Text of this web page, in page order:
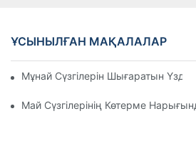
ҰСЫНЫЛҒАН МАҚАЛАЛАР
Мұнай Сүзгілерін Шығаратын
Май Сүзгілерінің Көтерме